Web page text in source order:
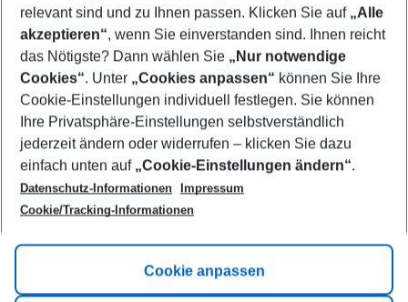
Show more filter
Footer
Footer navigation
Title A
Link A
relevant sind und zu Ihnen passen. Klicken Sie auf „Alle
akzeptieren“, wenn Sie einverstanden sind. Ihnen reicht
das Nötigste? Dann wählen Sie „Nur notwendige
Cookies“. Unter „Cookies anpassen“ können Sie Ihre
Cookie-Einstellungen individuell festlegen. Sie können
Ihre Privatsphäre-Einstellungen selbstverständlich
jederzeit ändern oder widerrufen – klicken Sie dazu
einfach unten auf „Cookie-Einstellungen ändern“.
Datenschutz-Informationen
Impressum
Cookie/Tracking-Informationen
Cookie anpassen